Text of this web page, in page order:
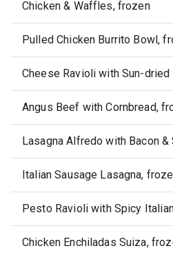
Chicken & Waffles, frozen
Pulled Chicken Burrito Bowl,
Angus Beef with Cornbread,
Lasagna Alfredo with Bacon
Italian Sausage Lasagna,
Pesto Ravioli with Spicy
Chicken Enchiladas Suiza,